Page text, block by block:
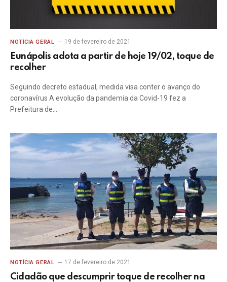
NOTÍCIA GERAL 19 de fevereiro de 2021
Eunápolis adota a partir de hoje 19/02, toque de
recolher
Seguindo decreto estadual, medida visa conter o avanço do
coronavírus A evolução da pandemia da Covid-19 fez a
Prefeitura de…
NOTÍCIA GERAL 17 de fevereiro de 2021
Cidadão que descumprir toque de recolher na